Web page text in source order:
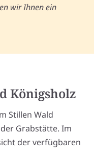
wir Ihnen ein
Königsholz
Stillen Wald
Grabstätte. Im
der verfügbaren